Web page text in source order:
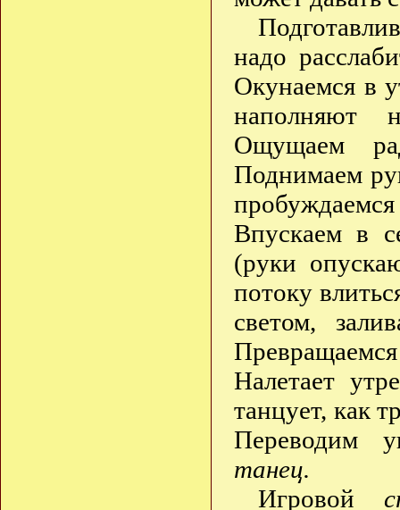
надо
Окунаемся в
наполняют
Ощущаем
Поднимаем
Впускаем в
(руки
потоку
светом,
Налетает
танцует, как
Переводим
танец.
Игровой